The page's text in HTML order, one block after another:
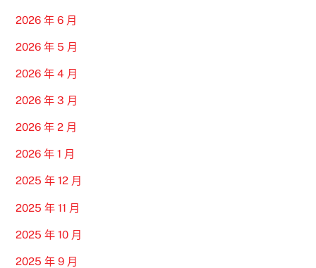
2026 年 6 月
2026 年 5 月
2026 年 4 月
2026 年 3 月
2026 年 2 月
2026 年 1 月
2025 年 12 月
2025 年 11 月
2025 年 10 月
2025 年 9 月